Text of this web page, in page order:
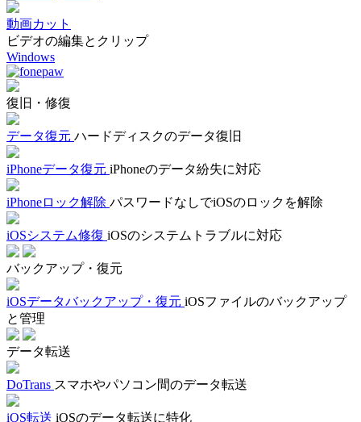
動画カット
ビデオの編集とクリップ
Windows
復旧・修復
データ復元 ハードディスクのデータ復旧
iPhoneデータ復元 iPhoneのデータ紛失に対応
iPhoneロック解除 パスワードなしでiOSのロックを解除
iOSシステム修復 iOSのシステムトラブルに対応
バックアップ・復元
iOSデータバックアップ・復元 iOSファイルのバックアップ
と管理
データ転送
DoTrans スマホやパソコン間のデータ転送
iOS転送 iOSのデータ転送に特化